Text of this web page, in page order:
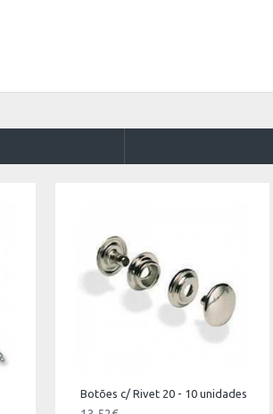
Botões c/ Rivet 20 - 10 unidades